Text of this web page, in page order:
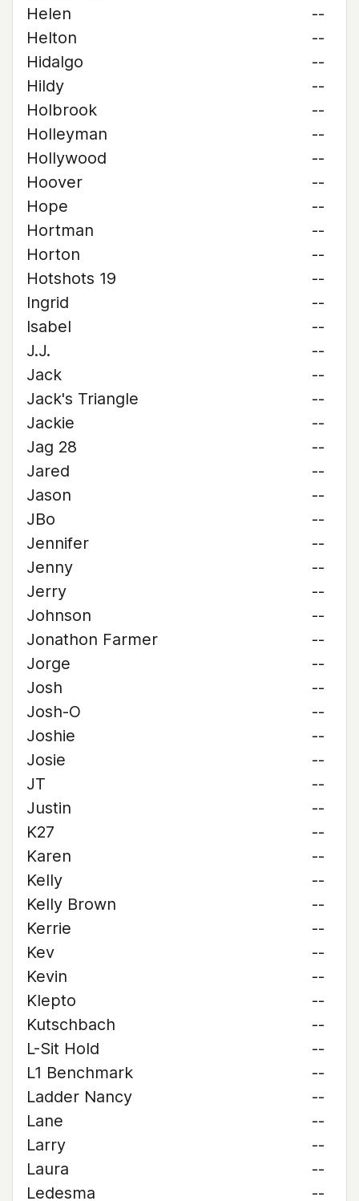
Helen
--
Helton
--
Hidalgo
--
Hildy
--
Holbrook
--
Holleyman
--
Hollywood
--
Hoover
--
Hope
--
Hortman
--
Horton
--
Hotshots 19
--
Ingrid
--
Isabel
--
J.J.
--
Jack
--
Jack's Triangle
--
Jackie
--
Jag 28
--
Jared
--
Jason
--
JBo
--
Jennifer
--
Jenny
--
Jerry
--
Johnson
--
Jonathon Farmer
--
Jorge
--
Josh
--
Josh-O
--
Joshie
--
Josie
--
JT
--
Justin
--
K27
--
Karen
--
Kelly
--
Kelly Brown
--
Kerrie
--
Kev
--
Kevin
--
Klepto
--
Kutschbach
--
L-Sit Hold
--
L1 Benchmark
--
Ladder Nancy
--
Lane
--
Larry
--
Laura
--
Ledesma
--